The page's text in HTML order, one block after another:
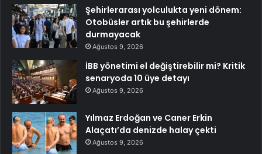
Şehirlerarası yolculukta yeni dönem:
Otobüsler artık bu şehirlerde
durmayacak
Ağustos 9, 2026
İBB yönetimi el değiştirebilir mi? Kritik
senaryoda 10 üye detayı
Ağustos 9, 2026
Yılmaz Erdoğan ve Caner Erkin
Alaçatı’da denizde halay çekti
Ağustos 9, 2026